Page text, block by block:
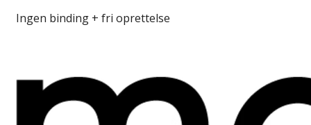
Ingen binding + fri oprettelse